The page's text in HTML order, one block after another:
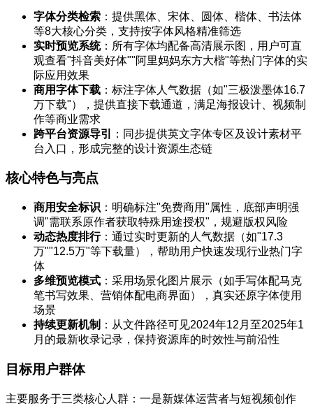
字体分类检索 ：提供黑体、宋体、圆体、楷体、书法体
等8大核心分类，支持按字体风格精准筛选
实时预览系统：所有字体均配备高清展示图，用户可直
观查看"抖音美好体""阿里妈妈东方大楷"等热门字体的实
际应用效果
商用字体下载 ：标注字体人气数据（如"三极泼墨体16.7
万下载"），提供直接下载通道，满足海报设计、视频制
作等商业需求
跨平台资源导引
：同步提供英文字体专区及设计素材平
台入口，形成完整的设计资源生态链
核心特色与亮点
商用安全标识 ：明确标注"免费商用"属性，底部声明强
调"需联系原作者获取特殊用途授权"，规避版权风险
动态热度排行：通过实时更新的人气数据（如"17.3
万""12.5万"等下载量），帮助用户快速发现行业热门字
体
多维预览模式 ：采用场景化图片展示（如手写体配马克
笔书写效果、营销体配电商界面），真实还原字体使用
场景
持续更新机制 ：从文件路径可见2024年12月至2025年1
月的最新收录记录，保持资源库的时效性与前沿性
目标用户群体
主要服务于三类核心人群：一是新媒体运营者与短视频创作